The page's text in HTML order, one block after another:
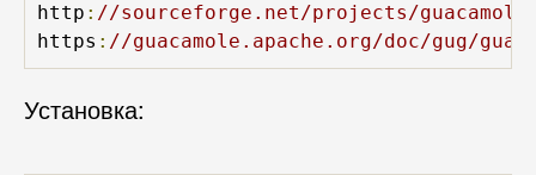
http : //sourceforge.net/projects/
https : //guacamole.apache.org/doc/gug/
Установка: